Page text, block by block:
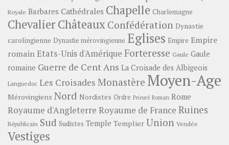
Royale Barbares Cathédrales Chapelle Charlemagne
ChevalierChâteauxConfédération Dynastie
carolingienne Dynastie mérovingienne Eglises Empire Empire
romainEtats-Unis d'Amérique Forteresse Gaule Gaule
romaine Guerre de Cent Ans La Croisade des Albigeois
Languedoc Les Croisades Monastère Moyen-Age
Mérovingiens Nord Nordistes Ordre Prieuré Roman Rome
Royaume d'Angleterre Royaume de France Ruines
Républicain Sud Sudistes Temple Templier Union Vendée
Vestiges